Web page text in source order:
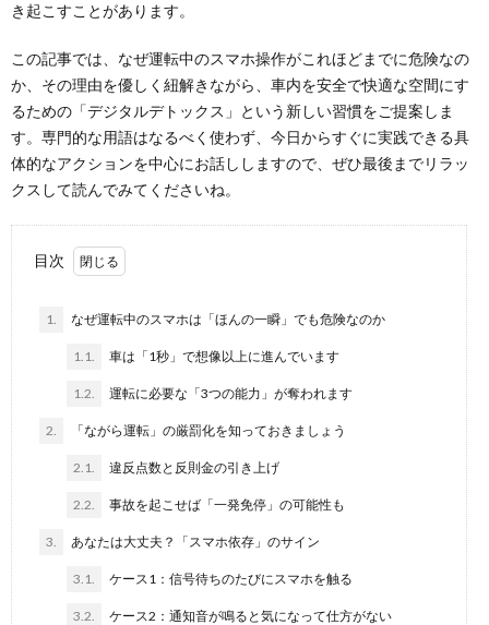
き起こすことがあります。
この記事では、なぜ運転中のスマホ操作がこれほどまでに危険なの
か、その理由を優しく紐解きながら、車内を安全で快適な空間にす
るための「デジタルデトックス」という新しい習慣をご提案しま
す。専門的な用語はなるべく使わず、今日からすぐに実践できる具
体的なアクションを中心にお話ししますので、ぜひ最後までリラッ
クスして読んでみてくださいね。
目次
1. なぜ運転中のスマホは「ほんの一瞬」でも危険なのか
1.1. 車は「1秒」で想像以上に進んでいます
1.2. 運転に必要な「3つの能力」が奪われます
2. 「ながら運転」の厳罰化を知っておきましょう
2.1. 違反点数と反則金の引き上げ
2.2. 事故を起こせば「一発免停」の可能性も
3. あなたは大丈夫？「スマホ依存」のサイン
3.1. ケース1：信号待ちのたびにスマホを触る
3.2. ケース2：通知音が鳴ると気になって仕方がない